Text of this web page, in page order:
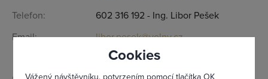
Cookies
Vážený návštěvníku, potvrzením pomocí tlačítka OK
Telefon:
602 316 192 - Ing. Libor Pešek
Email:
libor.pesek@volny.cz
info-pt@seznam.cz